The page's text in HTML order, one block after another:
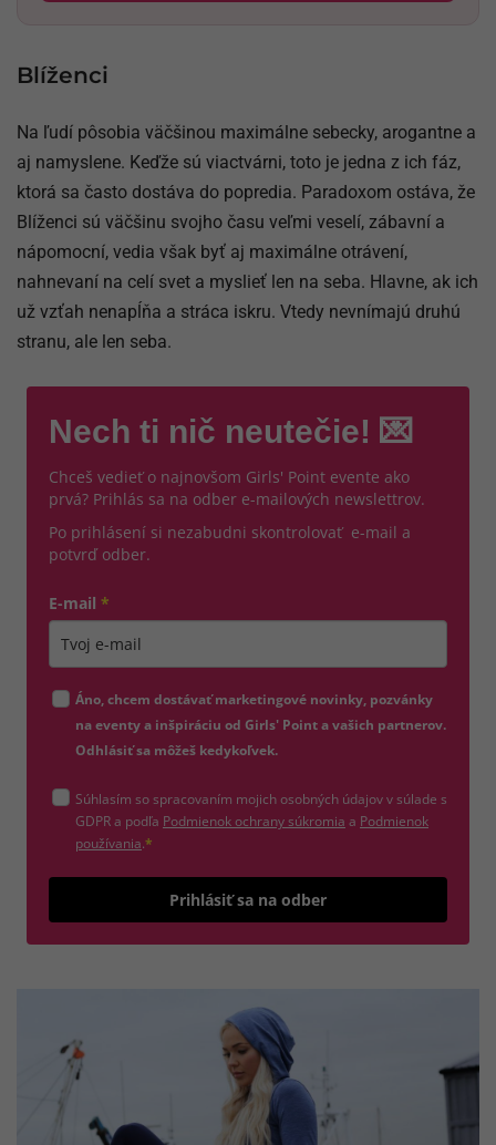
Blíženci
Na ľudí pôsobia väčšinou maximálne sebecky, arogantne a
aj namyslene. Keďže sú viactvárni, toto je jedna z ich fáz,
ktorá sa často dostáva do popredia. Paradoxom ostáva, že
Blíženci sú väčšinu svojho času veľmi veselí, zábavní a
nápomocní, vedia však byť aj maximálne otrávení,
nahnevaní na celí svet a myslieť len na seba. Hlavne, ak ich
už vzťah nenapĺňa a stráca iskru. Vtedy nevnímajú druhú
stranu, ale len seba.
Nech ti nič neutečie! 💌
Chceš vedieť o najnovšom Girls' Point evente ako
prvá? Prihlás sa na odber e-mailových newslettrov.
Po prihlásení si nezabudni skontrolovať e-mail a
potvrď odber.
E-mail *
Áno, chcem dostávať marketingové novinky, pozvánky
na eventy a inšpiráciu od Girls' Point a vašich partnerov.
Odhlásiť sa môžeš kedykoľvek.
Súhlasím so spracovaním mojich osobných údajov v súlade s
GDPR a podľa Podmienok ochrany súkromia (otvorí sa v novom okne)
a Podmienok
používania(otvorí sa v novom okne)
.*
Prihlásiť sa na odber